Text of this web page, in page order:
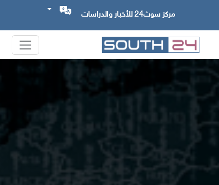
مركز سوث24 للأخبار والدراسات